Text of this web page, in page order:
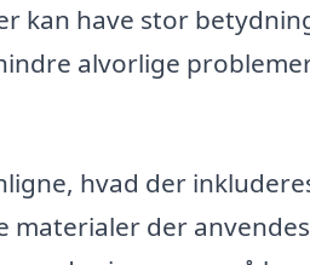
kan have stor
alvorlige
hvad der
der